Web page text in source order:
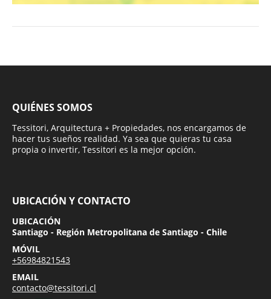
QUIÉNES SOMOS
Tessitori, Arquitectura + Propiedades, nos encargamos de
hacer tus sueños realidad. Ya sea que quieras tu casa
propia o invertir, Tessitori es la mejor opción.
UBICACIÓN Y CONTACTO
UBICACIÓN
Santiago - Región Metropolitana de Santiago - Chile
MÓVIL
+56984821543
EMAIL
contacto@tessitori.cl